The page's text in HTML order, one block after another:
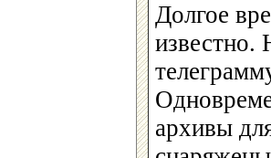
Долгое
известно.
архивы